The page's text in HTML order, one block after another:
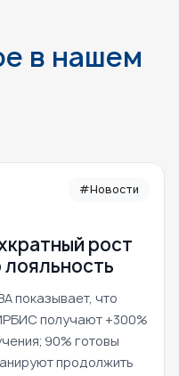
в нашем
#Новости
рост
показывает, что
получают +300%
90% готовы
продолжить